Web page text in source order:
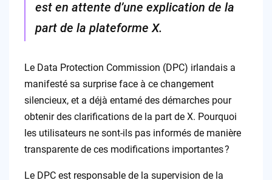
est en attente d’une explication de la
part de la plateforme X.
Le Data Protection Commission (DPC) irlandais a
manifesté sa surprise face à ce changement
silencieux, et a déjà entamé des démarches pour
obtenir des clarifications de la part de X. Pourquoi
les utilisateurs ne sont-ils pas informés de manière
transparente de ces modifications importantes ?
Le DPC est responsable de la supervision de la